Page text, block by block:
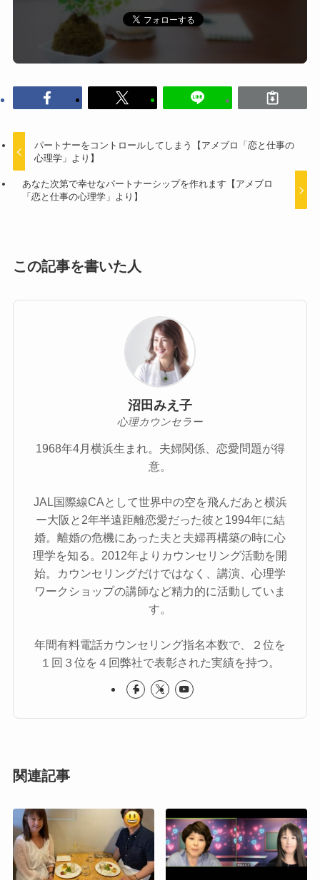
パートナーをコントロールしてしまう【アメブロ「恋と仕事の
心理学」より】
あなた次第で幸せなパートナーシップを作れます【アメブロ
「恋と仕事の心理学」より】
この記事を書いた人
沼田みえ子
心理カウンセラー
1968年4月横浜生まれ。夫婦関係、恋愛問題が得
意。
JAL国際線CAとして世界中の空を飛んだあと横浜
ー大阪と2年半遠距離恋愛だった彼と1994年に結
婚。離婚の危機にあった夫と夫婦再構築の時に心
理学を知る。2012年よりカウンセリング活動を開
始。カウンセリングだけではなく、講演、心理学
ワークショップの講師など精力的に活動していま
す。
年間有料電話カウンセリング指名本数で、２位を
１回３位を４回弊社で表彰された実績を持つ。
関連記事